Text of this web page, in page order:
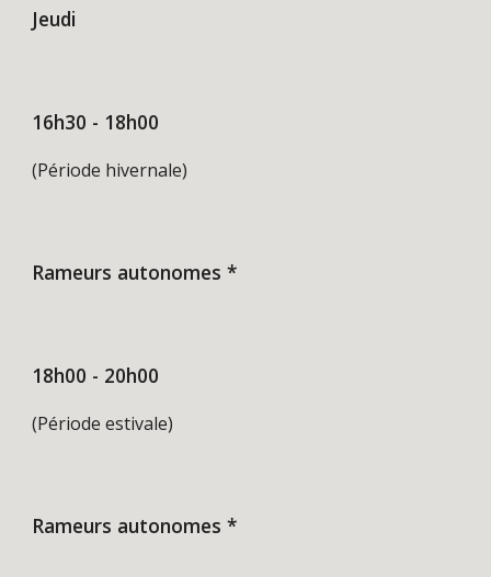
Jeudi
16h30 - 18h00
(Période hivernale)
Rameurs autonomes *
18h00 - 20h00
(Période estivale)
Rameurs autonomes *